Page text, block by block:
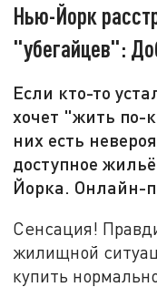
Нью-Йорк
"убегайцев":
Если кто-то
хочет "жить по-
них есть
доступное
Йорка. Онлайн-
Сенсация!
жилищной
купить